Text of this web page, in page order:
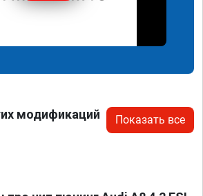
модификаций
Показать все